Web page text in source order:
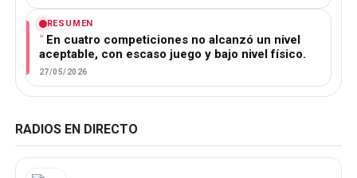
RESUMEN
En cuatro competiciones no alcanzó un nivel
aceptable, con escaso juego y bajo nivel físico.
27/05/2026
RADIOS EN DIRECTO